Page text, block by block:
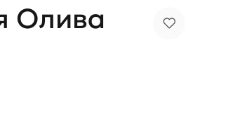
Олива